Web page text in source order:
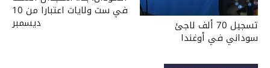
تسجيل 70 ألف لاجئ
سوداني في أوغندا
في ست ولايات اعتبارا من 10
ديسمبر